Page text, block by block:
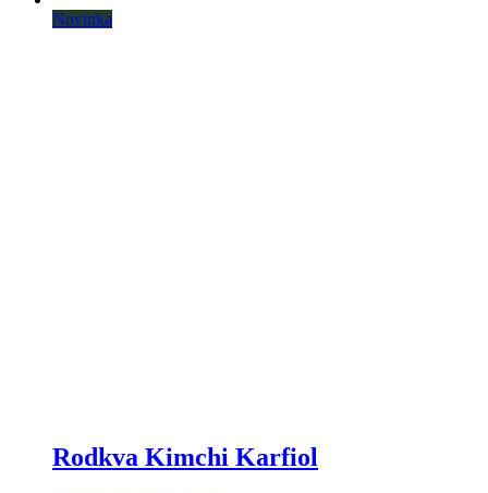
Novinka
Rodkva Kimchi Karfiol